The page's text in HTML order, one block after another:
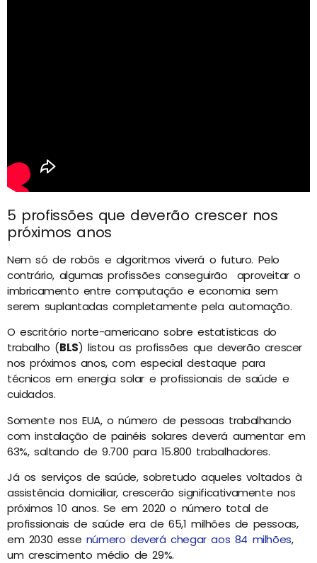
5 profissões que deverão crescer nos
próximos anos
Nem só de robôs e algoritmos viverá o futuro. Pelo
contrário, algumas profissões conseguirão aproveitar o
imbricamento entre computação e economia sem
serem suplantadas completamente pela automação.
O escritório norte-americano sobre estatísticas do
trabalho (BLS) listou as profissões que deverão crescer
nos próximos anos, com especial destaque para
técnicos em energia solar e profissionais de saúde e
cuidados.
Somente nos EUA, o número de pessoas trabalhando
com instalação de painéis solares deverá aumentar em
63%, saltando de 9.700 para 15.800 trabalhadores.
Já os serviços de saúde, sobretudo aqueles voltados à
assistência domiciliar, crescerão significativamente nos
próximos 10 anos. Se em 2020 o número total de
profissionais de saúde era de 65,1 milhões de pessoas,
em 2030 esse número deverá chegar aos 84 milhões,
um crescimento médio de 29%.